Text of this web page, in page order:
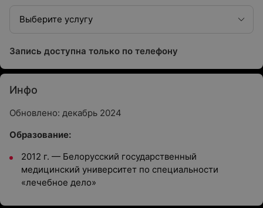
Выберите услугу
Запись доступна только по телефону
Инфо
Обновлено: декабрь 2024
Образование:
2012 г. — Белорусский государственный
медицинский университет по специальности
«лечебное дело»